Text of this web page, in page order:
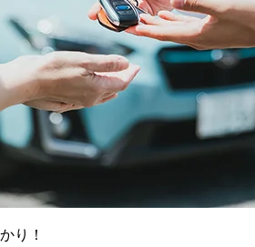
り！